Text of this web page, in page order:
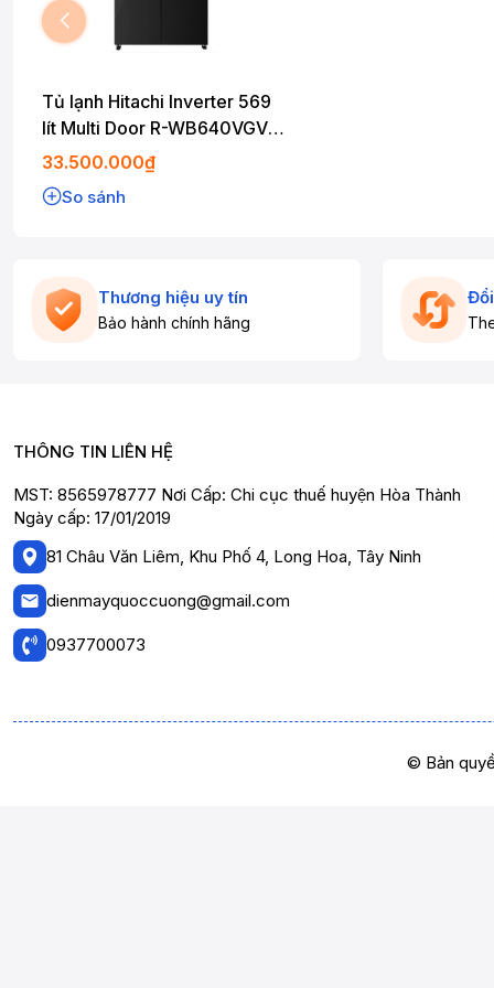
Tủ lạnh Hitachi Inverter 569
lít Multi Door R-WB640VGV0
GBK
33.500.000₫
So sánh
Thương hiệu uy tín
Bảo hành chính hãng
THÔNG TIN LIÊN HỆ
MST: 8565978777 Nơi Cấp: Chi cục thuế huyện Hòa Thành
Ngày cấp: 17/01/2019
81 Châu Văn Liêm, Khu Phố 4, Long Hoa, Tây Ninh
dienmayquoccuong@gmail.com
0937700073
© Bản